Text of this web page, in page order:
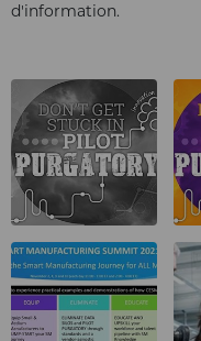
d'information.